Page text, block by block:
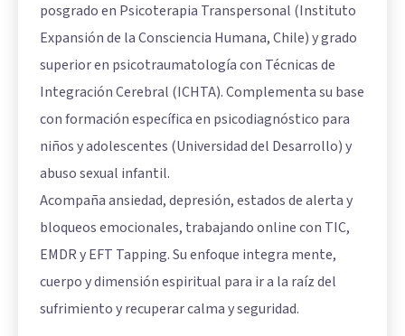
posgrado en Psicoterapia Transpersonal (Instituto
Expansión de la Consciencia Humana, Chile) y grado
superior en psicotraumatología con Técnicas de
Integración Cerebral (ICHTA). Complementa su base
con formación específica en psicodiagnóstico para
niños y adolescentes (Universidad del Desarrollo) y
abuso sexual infantil.
Acompaña ansiedad, depresión, estados de alerta y
bloqueos emocionales, trabajando online con TIC,
EMDR y EFT Tapping. Su enfoque integra mente,
cuerpo y dimensión espiritual para ir a la raíz del
sufrimiento y recuperar calma y seguridad.